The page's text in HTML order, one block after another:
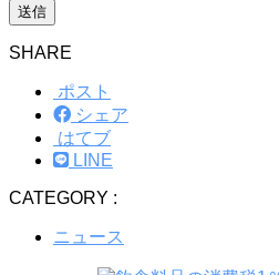
SHARE
ポスト
シェア
はてブ
LINE
CATEGORY :
ニュース